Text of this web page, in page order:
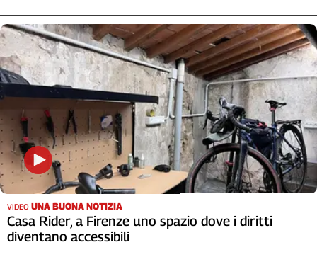
Contatti
redazione
Newsletter
Social
VIDEO UNA BUONA NOTIZIA
Casa Rider, a Firenze uno spazio dove i diritti
diventano accessibili